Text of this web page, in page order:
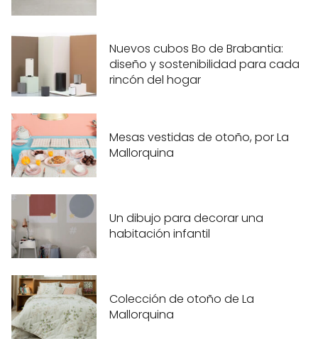
Nuevos cubos Bo de Brabantia:
diseño y sostenibilidad para cada
rincón del hogar
Mesas vestidas de otoño, por La
Mallorquina
Un dibujo para decorar una
habitación infantil
Colección de otoño de La
Mallorquina